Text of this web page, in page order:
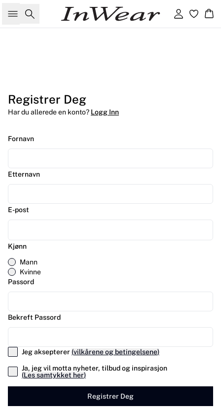
Søk Logg inn
Registrer Deg
Har du allerede en konto? Logg Inn
Fornavn
Etternavn
E-post
Kjønn
Mann
Kvinne
Passord
Bekreft Passord
Jeg aksepterer (vilkårene og betingelsene)
Ja, jeg vil motta nyheter, tilbud og inspirasjon
(Les samtykket her)
Registrer Deg